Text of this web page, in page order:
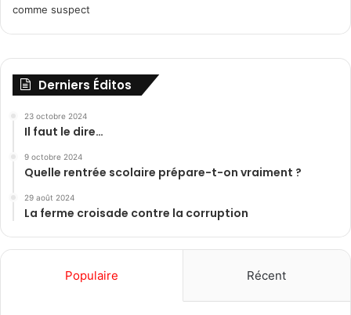
Derniers Éditos
23 octobre 2024
Il faut le dire…
9 octobre 2024
Quelle rentrée scolaire prépare-t-on vraiment ?
29 août 2024
La ferme croisade contre la corruption
Populaire Récent